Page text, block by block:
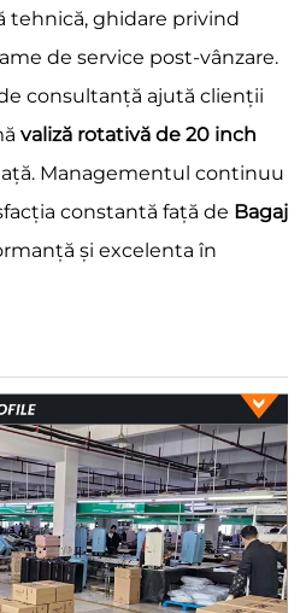
tehnică, ghidare privind
de service post-vânzare.
consultanță ajută clienții
valiză rotativă de 20 inch
Managementul continuu
constantă față de Bagaj
și excelenta în